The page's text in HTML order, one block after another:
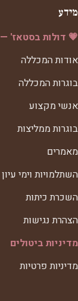
מידע
💗 דולות בסטאז' — 750 ₪
אודות המכללה
בוגרות המכללה
אנשי מקצוע
בוגרות ממליצות
מאמרים
השתלמויות וימי עיון
השכרת כיתות
הצהרת נגישות
מדיניות ביטולים
מדיניות פרטיות